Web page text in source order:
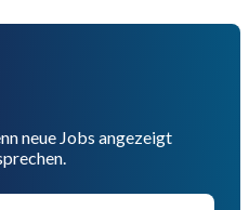
neue Jobs angezeigt